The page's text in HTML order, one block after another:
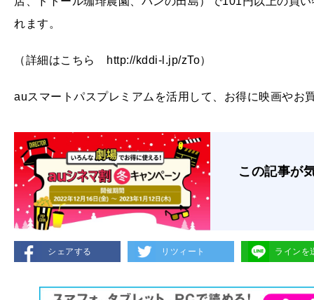
れます。
（詳細はこちら http://kddi-l.jp/zTo）
auスマートパスプレミアムを活用して、お得に映画やお
この記事が
シェアする リツィート ラインを